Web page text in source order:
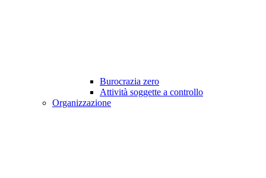
Burocrazia zero
Attività soggette a controllo
Organizzazione